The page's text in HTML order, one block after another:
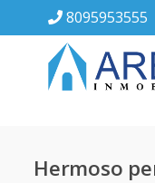
8095953555
Hermoso